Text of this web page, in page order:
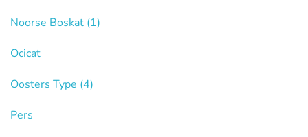
Noorse Boskat (1)
Ocicat
Oosters Type (4)
Pers